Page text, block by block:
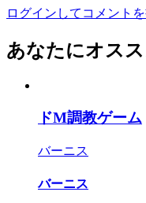
ログインしてコメントを
あなたにオス
ドM調教ゲーム
バーニス
バーニス